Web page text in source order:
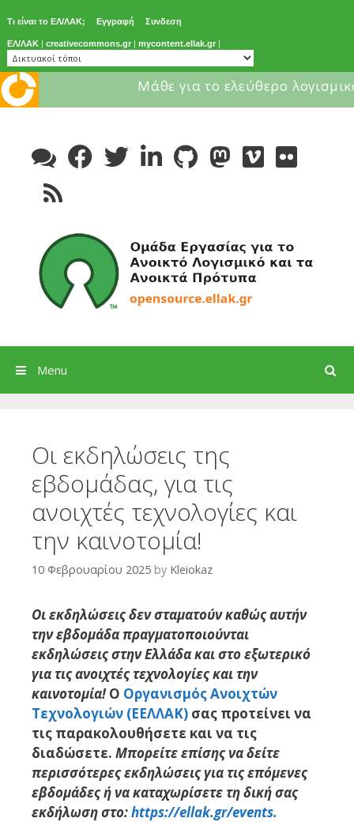
Τι είναι το ΕΛ/ΛΑΚ; Εγγραφή Συνδεση
ΕΛ/ΛΑΚ | creativecommons.gr | mycontent.ellak.gr |
Μάθε για το ελεύθερο
content
Search
Menu
Οι εκδηλώσεις της
εβδομάδας, για τις
ανοιχτές τεχνολογίες και
την καινοτομία!
10 Φεβρουαρίου 2025 by Kleiokaz
Οι εκδηλώσεις δεν σταματούν καθώς αυτήν
την εβδομάδα πραγματοποιούνται
εκδηλώσεις στην Ελλάδα και στο εξωτερικό
για τις ανοιχτές τεχνολογίες και την
καινοτομία!Ο Οργανισμός Ανοιχτών
Τεχνολογιών (ΕΕΛΛΑΚ) σας προτείνει να
τις παρακολουθήσετε και να τις
διαδώσετε. Μπορείτε επίσης να δείτε
περισσότερες εκδηλώσεις για τις επόμενες
εβδομάδες ή να καταχωρίσετε τη δική σας
εκδήλωση στο:https://ellak.gr/events.